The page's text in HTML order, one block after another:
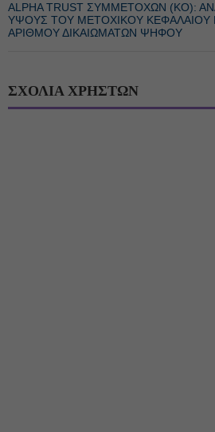
ALPHA TRUST ΣΥΜΜΕΤΟΧΩΝ (ΚΟ):
ΥΨΟΥΣ ΤΟΥ ΜΕΤΟΧΙΚΟΥ ΚΕΦΑΛΑΙΟΥ
ΑΡΙΘΜΟΥ ΔΙΚΑΙΩΜΑΤΩΝ ΨΗΦΟΥ
ΣΧΟΛΙΑ ΧΡΗΣΤΩΝ